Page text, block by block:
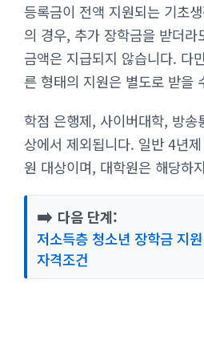
등록금이 전액 지원되는 기초
의 경우, 추가 장학금을 받더라
금액은 지급되지 않습니다. 다
른 형태의 지원은 별도로 받을
학점 은행제, 사이버대학, 방송
상에서 제외됩니다. 일반 4년
원 대상이며, 대학원은 해당하
➡️ 다음 단계:
저소득층 청소년 장학금 지
자격조건